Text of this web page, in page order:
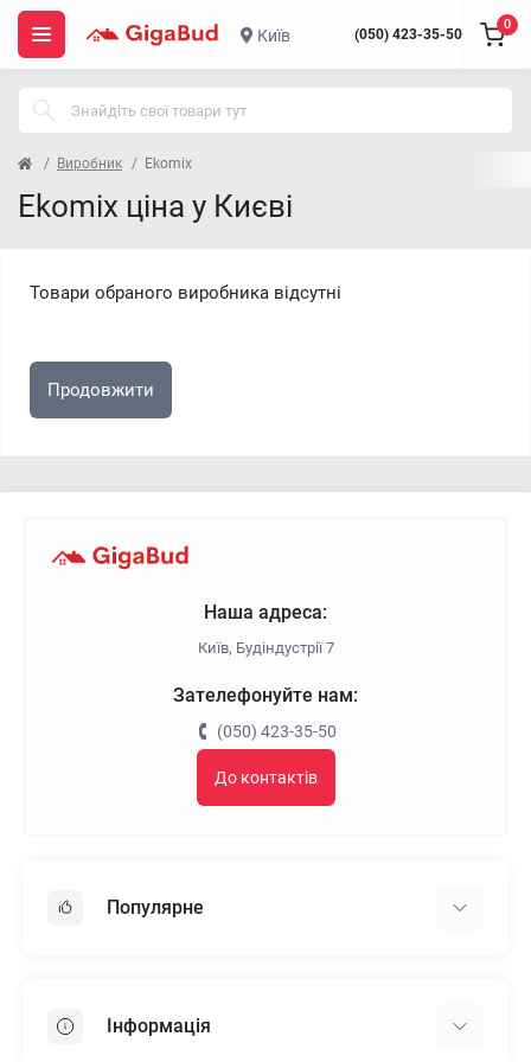
Київ (050) 423-35-50
0
Виробник Ekomix
Ekomix ціна у Києві
Товари обраного виробника відсутні
Продовжити
Наша адреса:
Київ, Будіндустрії 7
Зателефонуйте нам:
(050) 423-35-50
До контактів
Популярне
Пінопласт
Інформація